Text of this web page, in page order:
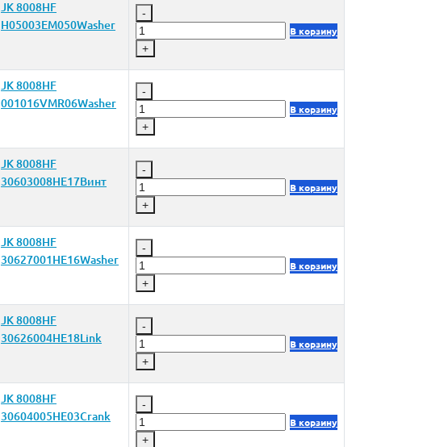
JK 8008HF
H05003EM050Washer
-
+
В корзину
JK 8008HF
001016VMR06Washer
-
+
В корзину
JK 8008HF
30603008HE17Винт
-
+
В корзину
JK 8008HF
30627001HE16Washer
-
+
В корзину
JK 8008HF
30626004HE18Link
-
+
В корзину
JK 8008HF
30604005HE03Crank
-
+
В корзину